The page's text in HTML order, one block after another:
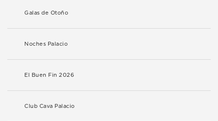
Galas de Otoño
Noches Palacio
El Buen Fin 2026
Club Cava Palacio